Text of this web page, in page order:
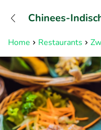
Home Restaurants
Chinees-